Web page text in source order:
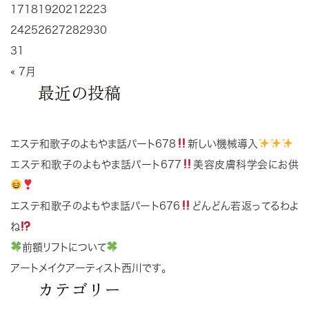
17 18 192021 2223
24252627282930
31
« 7月
最近の投稿
エステ和歌子のよもやま話パート678
新しい機械導入
エステ和歌子のよもやま話パート677
美容皮膚科学会にお供
エステ和歌子のよもやま話パート676
どんどん若返ってるわよ
ね
前額リフトについて
アートメイクアーティスト西川です。
カテゴリー